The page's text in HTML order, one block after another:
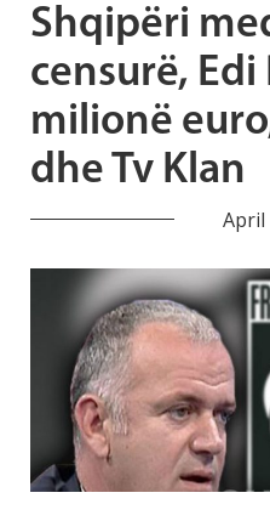
Shqipëri
censurë, Edi
milionë
dhe Tv Klan
April